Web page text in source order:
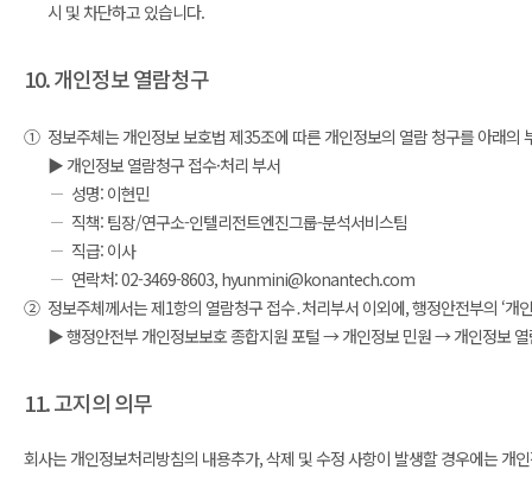
시 및 차단하고 있습니다.
10. 개인정보 열람청구
① 정보주체는 개인정보 보호법 제35조에 따른 개인정보의 열람 청구를 아래
▶ 개인정보 열람청구 접수·처리 부서
성명: 이현민
직책: 팀장/연구소-인텔리전트엔진그룹-분석서비스팀
직급: 이사
연락처: 02-3469-8603, hyunmini@konantech.com
② 정보주체께서는 제1항의 열람청구 접수․처리부서 이외에, 행정안전부의 ‘
▶ 행정안전부 개인정보보호 종합지원 포털 → 개인정보 민원 → 개인정보 열
11. 고지의 의무
회사는 개인정보처리방침의 내용추가, 삭제 및 수정 사항이 발생할 경우에는 개